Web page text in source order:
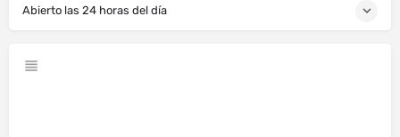
Abierto las 24 horas del día